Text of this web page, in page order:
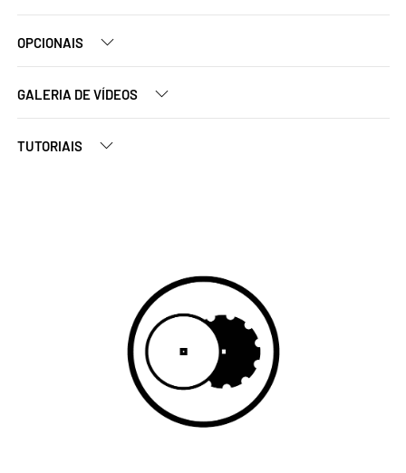
OPCIONAIS
GALERIA DE VÍDEOS
TUTORIAIS